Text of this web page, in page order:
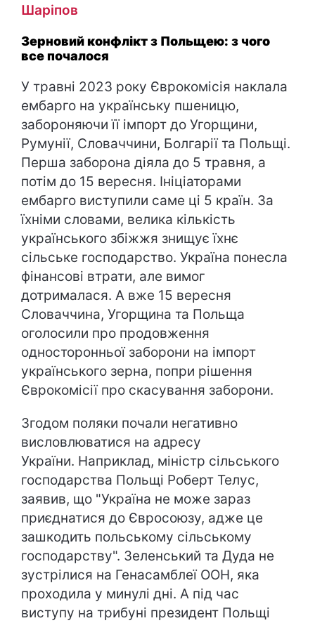
Шаріпов
Зерновий конфлікт з Польщею: з чого
все почалося
У травні 2023 року Єврокомісія наклала
ембарго на українську пшеницю,
забороняючи її імпорт до Угорщини,
Румунії, Словаччини, Болгарії та Польщі.
Перша заборона діяла до 5 травня, а
потім до 15 вересня. Ініціаторами
ембарго виступили саме ці 5 країн. За
їхніми словами, велика кількість
українського збіжжя знищує їхнє
сільське господарство. Україна понесла
фінансові втрати, але вимог
дотрималася. А вже 15 вересня
Словаччина, Угорщина та Польща
оголосили про продовження
односторонньої заборони на імпорт
українського зерна, попри рішення
Єврокомісії про скасування заборони.
Згодом поляки почали негативно
висловлюватися на адресу
України. Наприклад, міністр сільського
господарства Польщі Роберт Телус,
заявив, що "Україна не може зараз
приєднатися до Євросоюзу, адже це
зашкодить польському сільському
господарству". Зеленський та Дуда не
зустрілися на Генасамблеї ООН, яка
проходила у минулі дні. А під час
виступу на трибуні президент Польщі